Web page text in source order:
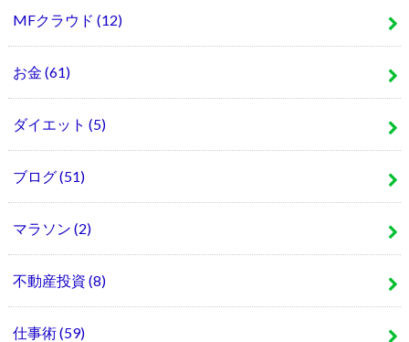
MFクラウド (12)
お金 (61)
ダイエット (5)
ブログ(51)
マラソン (2)
不動産投資 (8)
仕事術(59)